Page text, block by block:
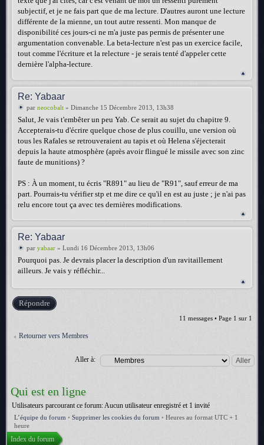
subjectif, et je ne fais part que de ma lecture. D'autres auront une lecture
différente de la mienne, un tout autre ressenti. Mon manque de
disponibilité ces jours-ci ne m'a juste pas permis de présenter une
argumentation convenable. La beta-lecture n'est pas un exercice facile,
tout comme l'écriture et la relecture - je serais tenté d'appeler cette
dernière l'alpha-lecture.
Re: Yabaar
par neocobalt » Dimanche 15 Décembre 2013, 13h38
Salut, Je vais t'embêter un peu Yab. Ce serait au sujet du chapitre 9.
Accepterais-tu d'écrire quelque chose de plus couillu, une version où
tous les Rafales se retrouveraient au tapis et où Helena s'éjecterait
depuis la haute atmosphère (après avoir flingué le missile avec son zinc
faute de munitions) ?
PS : À un moment, tu écris "R891" au lieu de "R91", sauf erreur de ma
part. Pourrais-tu vérifier stp et me dire ce qu'il en est au juste ; je n'ai pas
relu encore tout ça avec tes dernières modifications.
Re: Yabaar
par yabaar » Lundi 16 Décembre 2013, 13h06
Pourquoi pas. Je devrais placer la description d'un ravitaillement
ailleurs. Je vais y réfléchir...
Répondre
11 messages • Page 1 sur 1
Retourner vers Membres
Aller à:
Qui est en ligne
Utilisateurs parcourant ce forum: Aucun utilisateur enregistré et 1 invité
L’équipe du forum • Supprimer les cookies du forum • Heures au format UTC + 1
heure
Index du forum